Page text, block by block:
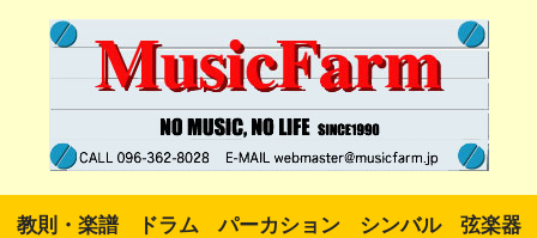
教則・楽譜 ドラム パーカション シンバル 弦楽器